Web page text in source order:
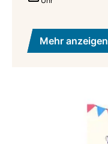
Mehr anzeigen